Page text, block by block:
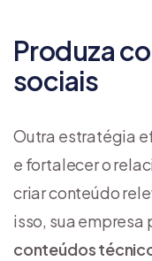
Produza
sociais
Outra estratégia
e fortalecer o
criar conteúdo
isso, sua
conteúdos